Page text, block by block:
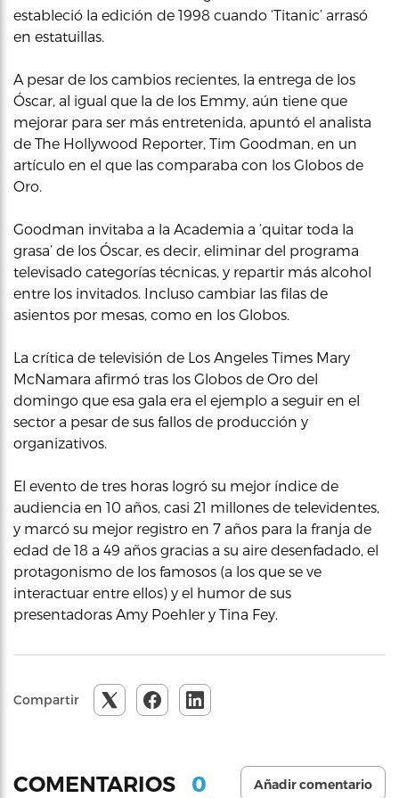
estableció la edición de 1998 cuando ‘Titanic’ arrasó
en estatuillas.
A pesar de los cambios recientes, la entrega de los
Óscar, al igual que la de los Emmy, aún tiene que
mejorar para ser más entretenida, apuntó el analista
de The Hollywood Reporter, Tim Goodman, en un
artículo en el que las comparaba con los Globos de
Oro.
Goodman invitaba a la Academia a ‘quitar toda la
grasa’ de los Óscar, es decir, eliminar del programa
televisado categorías técnicas, y repartir más alcohol
entre los invitados. Incluso cambiar las filas de
asientos por mesas, como en los Globos.
La crítica de televisión de Los Angeles Times Mary
McNamara afirmó tras los Globos de Oro del
domingo que esa gala era el ejemplo a seguir en el
sector a pesar de sus fallos de producción y
organizativos.
El evento de tres horas logró su mejor índice de
audiencia en 10 años, casi 21 millones de televidentes,
y marcó su mejor registro en 7 años para la franja de
edad de 18 a 49 años gracias a su aire desenfadado, el
protagonismo de los famosos (a los que se ve
interactuar entre ellos) y el humor de sus
presentadoras Amy Poehler y Tina Fey.
Compartir
COMENTARIOS 0 Añadir comentario